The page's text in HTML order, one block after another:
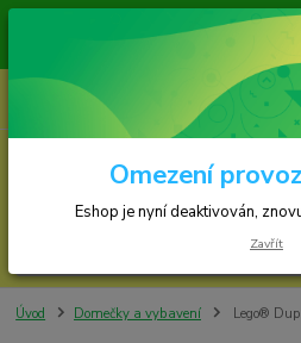
Zásilky jsou
Eshop
Úvod Domečky a vybavení Lego®
Omezení
Eshop je nyní deaktivován,
Zavřít